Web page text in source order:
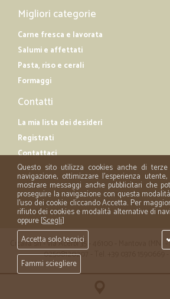
Migliori categorie
Carne fresca e lavorata
Salumi e affettati
Pasta, riso e cerali
Formaggi
Contatti
La mia lista dei desideri
Registrati
Contattaci
Cicalia srl - via Acerbi 35 - 46100 - Mantova (MN) -
02508120207 - Tel. +39 0376 1590669 -
Questo sito utilizza cookies anche di
navigazione, ottimizzare l'esperienza
mostrare messaggi anche pubblicitari che
proseguire la navigazione con questa
l'uso dei cookie cliccando Accetta. Per
rifiuto dei cookies e modalità alternative di
oppure [Scegli]
Accetta solo tecnici
Fammi sciegliere